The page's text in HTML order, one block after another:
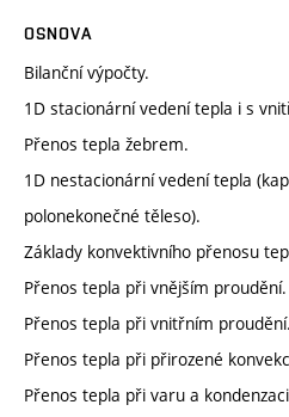
OSNOVA
Bilanční výpočty.
1D stacionární vedení tepla i s
Přenos tepla žebrem.
1D nestacionární vedení tepla
polonekonečné těleso).
Základy konvektivního přenosu
Přenos tepla při vnějším proudění.
Přenos tepla při vnitřním proudění.
Přenos tepla při přirozené
Přenos tepla při varu a